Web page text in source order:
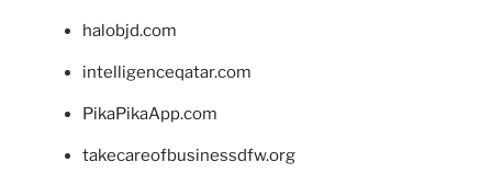
halobjd.com
intelligenceqatar.com
PikaPikaApp.com
takecareofbusinessdfw.org